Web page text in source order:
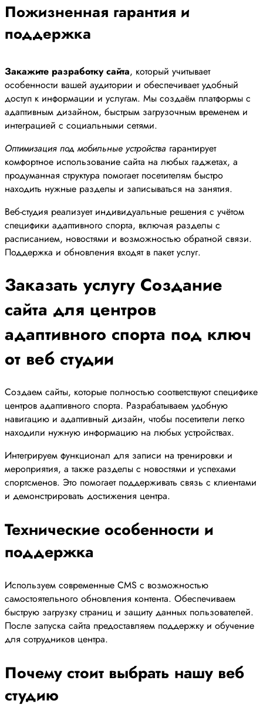
Пожизненная гарантия и
поддержка
Закажите разработку сайта, который учитывает
особенности вашей аудитории и обеспечивает удобный
доступ к информации и услугам. Мы создаём платформы с
адаптивным дизайном, быстрым загрузочным временем и
интеграцией с социальными сетями.
Оптимизация под мобильные устройства гарантирует
комфортное использование сайта на любых гаджетах, а
продуманная структура помогает посетителям быстро
находить нужные разделы и записываться на занятия.
Веб-студия реализует индивидуальные решения с учётом
специфики адаптивного спорта, включая разделы с
расписанием, новостями и возможностью обратной связи.
Поддержка и обновления входят в пакет услуг.
Заказать услугу Создание
сайта для центров
адаптивного спорта под ключ
от веб студии
Создаем сайты, которые полностью соответствуют специфике
центров адаптивного спорта. Разрабатываем удобную
навигацию и адаптивный дизайн, чтобы посетители легко
находили нужную информацию на любых устройствах.
Интегрируем функционал для записи на тренировки и
мероприятия, а также разделы с новостями и успехами
спортсменов. Это помогает поддерживать связь с клиентами
и демонстрировать достижения центра.
Технические особенности и
поддержка
Используем современные CMS с возможностью
самостоятельного обновления контента. Обеспечиваем
быструю загрузку страниц и защиту данных пользователей.
После запуска сайта предоставляем поддержку и обучение
для сотрудников центра.
Почему стоит выбрать нашу веб
студию